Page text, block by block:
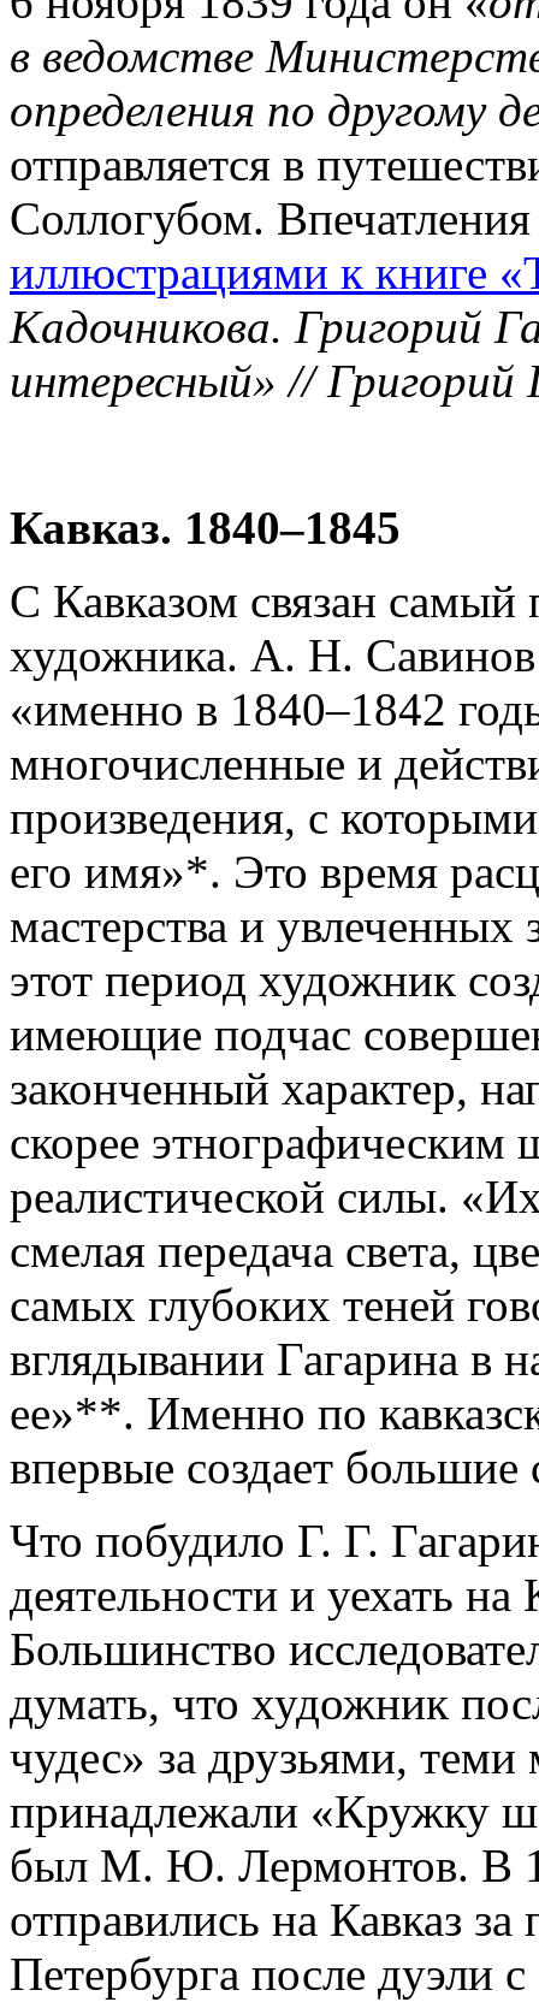
в ведомстве
определения по другому
отправляется в
Соллогубом.
иллюстрациями к книге
Кадочникова. Григорий
интересный» //
Кавказ. 1840–1845
С Кавказом связан
художника. А. Н. Савинов
«именно в 1840–1842
многочисленные и
произведения, с
его имя»*. Это время
мастерства и
этот период художник
имеющие подчас
законченный характер,
скорее
реалистической силы.
смелая передача света,
самых глубоких теней
вглядывании Гагарина в
ее»**. Именно по
впервые создает
Что побудило Г. Г.
деятельности и уехать на
Большинство
думать, что художник
чудес» за друзьями,
принадлежали «Кружку
был М. Ю. Лермонтов. В
отправились на Кавказ
Петербурга после дуэли